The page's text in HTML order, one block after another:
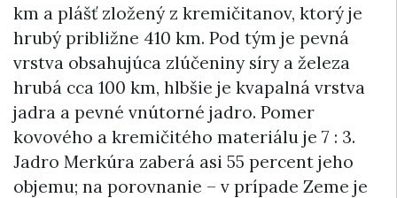
km a plášť zložený z kremičitanov, ktorý je
hrubý približne 410 km. Pod tým je pevná
vrstva obsahujúca zlúčeniny síry a železa
hrubá cca 100 km, hlbšie je kvapalná vrstva
jadra a pevné vnútorné jadro. Pomer
kovového a kremičitého materiálu je 7 : 3.
Jadro Merkúra zaberá asi 55 percent jeho
objemu; na porovnanie – v prípade Zeme je